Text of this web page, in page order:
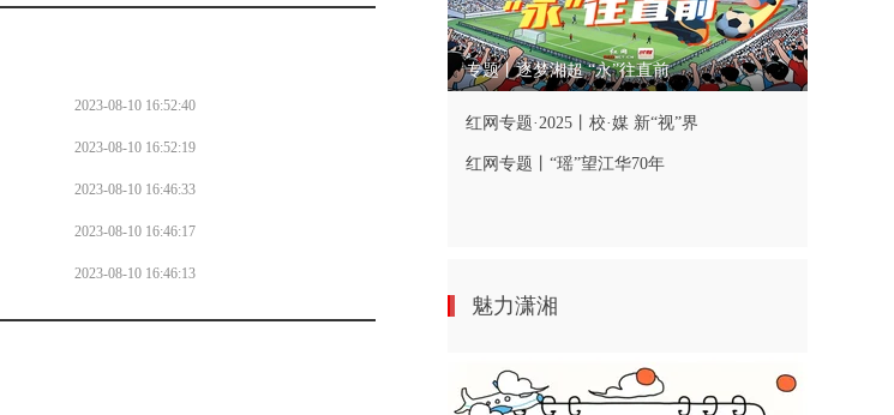
2023-08-10 16:52:40
2023-08-10 16:52:19
2023-08-10 16:46:33
2023-08-10 16:46:17
2023-08-10 16:46:13
专题丨逐梦湘超 “永”往直前
红网专题·2025丨校·媒 新“视”界
红网专题丨“瑶”望江华70年
魅力潇湘